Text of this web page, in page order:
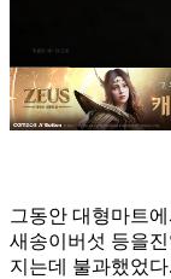
그동안 대형마트
새송이버섯 등을
지는데 불과했었다.